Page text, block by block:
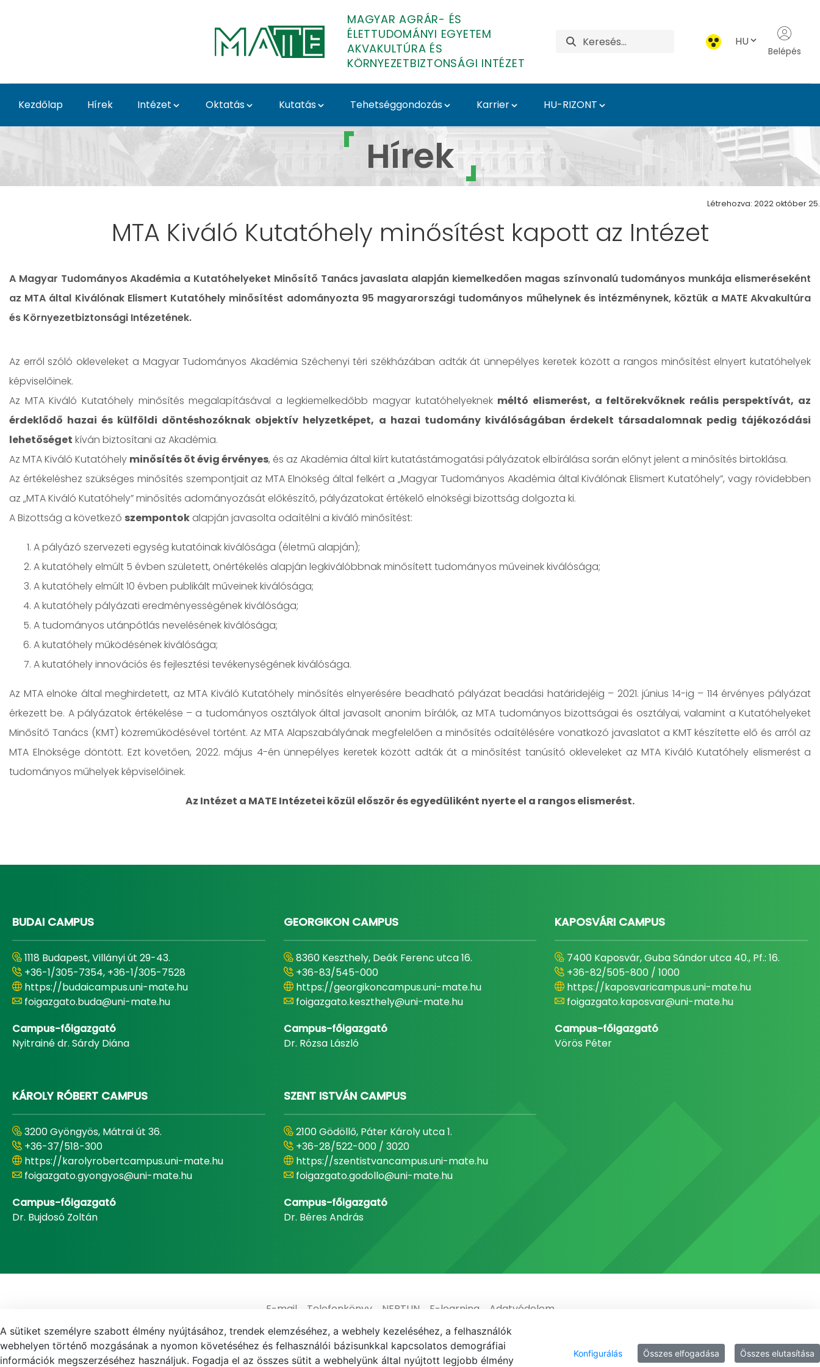
MAGYAR AGRÁR- ÉS
ÉLETTUDOMÁNYI EGYETEM
AKVAKULTÚRA ÉS
KÖRNYEZETBIZTONSÁGI INTÉZET
HU
Belépés
Kezdőlap Hírek Intézet Oktatás Kutatás Tehetséggondozás Karrier HU-RIZONT
Hír - Akvakultúra és Környezetbiztonsági Intézet
Hírek
Létrehozva: 2022 október 25.
MTA Kiváló Kutatóhely minősítést kapott az Intézet
A Magyar Tudományos Akadémia a Kutatóhelyeket Minősítő Tanács javaslata alapján kiemelkedően magas színvonalú tudományos munkája elismeréseként
az MTA által Kiválónak Elismert Kutatóhely minősítést adományozta 95 magyarországi tudományos műhelynek és intézménynek, köztük a MATE Akvakultúra
és Környezetbiztonsági Intézetének.
Az erről szóló okleveleket a Magyar Tudományos Akadémia Széchenyi téri székházában adták át ünnepélyes keretek között a rangos minősítést elnyert kutatóhelyek
képviselőinek.
Az MTA Kiváló Kutatóhely minősítés megalapításával a legkiemelkedőbb magyar kutatóhelyeknek méltó elismerést, a feltörekvőknek reális perspektívát, az
érdeklődő hazai és külföldi döntéshozóknak objektív helyzetképet, a hazai tudomány kiválóságában érdekelt társadalomnak pedig tájékozódási
lehetőséget kíván biztosítani az Akadémia.
Az MTA Kiváló Kutatóhely minősítés öt évig érvényes, és az Akadémia által kiírt kutatástámogatási pályázatok elbírálása során előnyt jelent a minősítés birtoklása.
Az értékeléshez szükséges minősítés szempontjait az MTA Elnökség által felkért a „Magyar Tudományos Akadémia által Kiválónak Elismert Kutatóhely”, vagy rövidebben
az „MTA Kiváló Kutatóhely” minősítés adományozását előkészítő, pályázatokat értékelő elnökségi bizottság dolgozta ki.
A Bizottság a következő szempontok alapján javasolta odaítélni a kiváló minősítést:
A pályázó szervezeti egység kutatóinak kiválósága (életmű alapján);
A kutatóhely elmúlt 5 évben született, önértékelés alapján legkiválóbbnak minősített tudományos műveinek kiválósága;
A kutatóhely elmúlt 10 évben publikált műveinek kiválósága;
A kutatóhely pályázati eredményességének kiválósága;
A tudományos utánpótlás nevelésének kiválósága;
A kutatóhely működésének kiválósága;
A kutatóhely innovációs és fejlesztési tevékenységének kiválósága.
Az MTA elnöke által meghirdetett, az MTA Kiváló Kutatóhely minősítés elnyerésére beadható pályázat beadási határidejéig – 2021. június 14-ig – 114 érvényes pályázat
érkezett be. A pályázatok értékelése – a tudományos osztályok által javasolt anonim bírálók, az MTA tudományos bizottságai és osztályai, valamint a Kutatóhelyeket
Minősítő Tanács (KMT) közreműködésével történt. Az MTA Alapszabályának megfelelően a minősítés odaítélésére vonatkozó javaslatot a KMT készítette elő és arról az
MTA Elnöksége döntött. Ezt követően, 2022. május 4-én ünnepélyes keretek között adták át a minősítést tanúsító okleveleket az MTA Kiváló Kutatóhely elismerést a
tudományos műhelyek képviselőinek.
Az Intézet a MATE Intézetei közül először és egyedüliként nyerte el a rangos elismerést.
BUDAI CAMPUS
1118 Budapest, Villányi út 29-43.
+36-1/305-7354, +36-1/305-7528
https://budaicampus.uni-mate.hu
foigazgato.buda@uni-mate.hu
Campus-főigazgató
Nyitrainé dr. Sárdy Diána
GEORGIKON CAMPUS
8360 Keszthely, Deák Ferenc utca 16.
+36-83/545-000
https://georgikoncampus.uni-mate.hu
foigazgato.keszthely@uni-mate.hu
Campus-főigazgató
Dr. Rózsa László
KAPOSVÁRI CAMPUS
7400 Kaposvár, Guba Sándor utca 40., Pf.: 16.
+36-82/505-800 / 1000
https://kaposvaricampus.uni-mate.hu
foigazgato.kaposvar@uni-mate.hu
Campus-főigazgató
Vörös Péter
KÁROLY RÓBERT CAMPUS
3200 Gyöngyös, Mátrai út 36.
+36-37/518-300
https://karolyrobertcampus.uni-mate.hu
foigazgato.gyongyos@uni-mate.hu
Campus-főigazgató
Dr. Bujdosó Zoltán
SZENT ISTVÁN CAMPUS
2100 Gödöllő, Páter Károly utca 1.
+36-28/522-000 / 3020
https://szentistvancampus.uni-mate.hu
foigazgato.godollo@uni-mate.hu
Campus-főigazgató
Dr. Béres András
E-mail Telefonkönyv NEPTUN E-learning Adatvédelem
A sütiket személyre szabott élmény nyújtásához, trendek elemzéséhez, a webhely kezeléséhez, a felhasználók
webhelyen történő mozgásának a nyomon követéséhez és felhasználói bázisunkkal kapcsolatos demográfiai
információk megszerzéséhez használjuk. Fogadja el az összes sütit a webhelyünk által nyújtott legjobb élmény
Konfigurálás Összes elfogadása Összes elutasítása